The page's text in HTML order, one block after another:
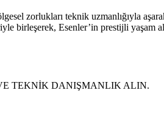
zorlukları teknik uzmanlığıyla
birleşerek, Esenler’in prestijli yaşam
TEKNİK DANIŞMANLIK ALIN.